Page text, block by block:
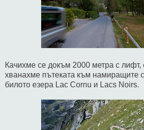
Качихме се докъм 2000 метра с лифт,
хванахме пътеката към намиращите
билото езера Lac Cornu и Lacs Noirs.